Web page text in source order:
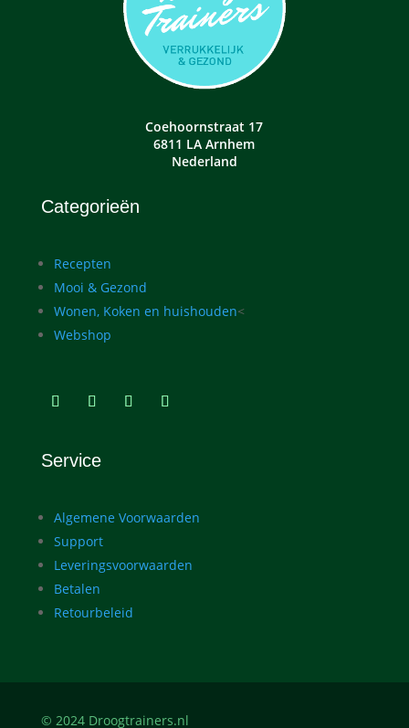
Coehoornstraat 17
6811 LA Arnhem
Nederland
Categorieën
Recepten
Mooi & Gezond
Wonen, Koken en huishouden<
Webshop
Service
Algemene Voorwaarden
Support
Leveringsvoorwaarden
Betalen
Retourbeleid
© 2024 Droogtrainers.nl